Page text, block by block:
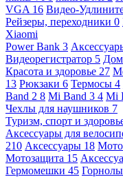
VGA 16 Видео-
Рейзеры, переходники 0
Xiaomi
Power Bank 3
Видеорегистратор 5
Красота и здоровье 27
13 Рюкзаки 6 Термосы 4
Band 2 8 Mi Band 3 4 Mi
Чехлы для наушников 7
Туризм, спорт и
Аксессуары для
210 Аксессуары 18
Мотозащита 15
Гермомешки 45